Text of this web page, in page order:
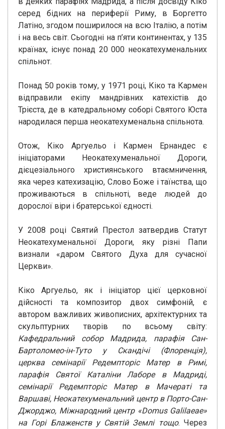
серед бідних на периферії Риму, в Боргетто
Латіно, згодом поширилося на всю Італію, а потім
і на весь світ. Сьогодні на п’яти континентах, у 135
країнах, існує понад 20 000 неокатехуменальних
спільнот.
Понад 50 років тому, у 1971 році, Кіко та Кармен
відправили екіпу мандрівних катехістів до
Трієста, де в катедральному соборі Святого Юста
народилася перша неокатехуменальна спільнота.
Отож, Кіко Аргуельо і Кармен Ернандес є
ініціаторами Неокатехуменальної Дороги,
дієцезіального християнського втаємничення,
яка через катехизацію, Слово Боже і таїнства, що
проживаються в спільноті, веде людей до
дорослої віри і братерської єдності.
У 2008 році Святий Престол затвердив Статут
Неокатехуменальної Дороги, яку різні Папи
визнали «даром Святого Духа для сучасної
Церкви».
Кіко Аргуельо, як і ініціатор цієї церковної
дійсності та композитор двох симфоній, є
автором важливих живописних, архітектурних та
скульптурних творів по всьому світу:
Кафедральний собор Мадрида, парафія Сан-
Бартоломео-ін-Туто у Скандічі (Флоренція),
церква семінарії Редемпторіс Матер в Римі,
парафія Святої Каталіни Лаборе в Мадриді,
семінарії Редемпторіс Матер в Мачераті та
Варшаві, Неокатехуменальний центр в Порто-Сан-
Джорджо, Міжнародний центр «Domus Galilaeae»
на Горі Блаженств у Святій Землі тощо. Через